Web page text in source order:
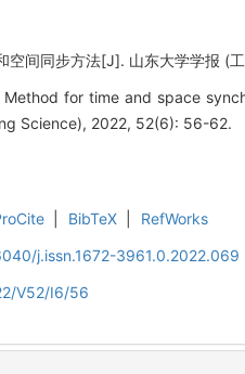
空间同步方法[J]. 山东大学学报 (
Method for time and space
Science), 2022, 52(6): 56-62.
BibTeX
RefWorks
j.issn.1672-3961.0.2022.069
V52/I6/56